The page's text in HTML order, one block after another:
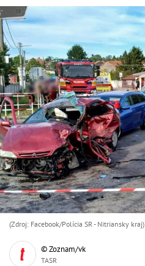
(Zdroj: Facebook/Polícia SR - Nitriansky kraj )
© Zoznam/vk
TASR